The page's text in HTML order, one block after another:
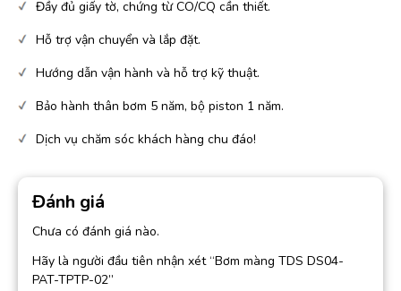
Đầy đủ giấy tờ, chứng từ CO/CQ cần thiết.
Hỗ trợ vận chuyển và lắp đặt.
Hướng dẫn vận hành và hỗ trợ kỹ thuật.
Bảo hành thân bơm 5 năm, bộ piston 1 năm.
Dịch vụ chăm sóc khách hàng chu đáo!
Đánh giá
Chưa có đánh giá nào.
Hãy là người đầu tiên nhận xét “Bơm màng TDS DS04-
PAT-TPTP-02”